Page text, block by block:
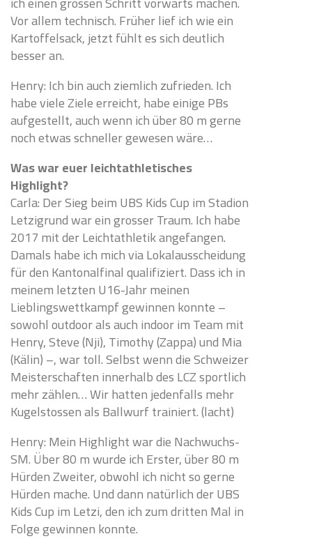
Vor allem technisch. Früher lief ich wie ein
Kartoffelsack, jetzt fühlt es sich deutlich
besser an.
Henry: Ich bin auch ziemlich zufrieden. Ich
habe viele Ziele erreicht, habe einige PBs
aufgestellt, auch wenn ich über 80 m gerne
noch etwas schneller gewesen wäre…
Was war euer leichtathletisches
Highlight?
Carla: Der Sieg beim UBS Kids Cup im Stadion
Letzigrund war ein grosser Traum. Ich habe
2017 mit der Leichtathletik angefangen.
Damals habe ich mich via Lokalausscheidung
für den Kantonalfinal qualifiziert. Dass ich in
meinem letzten U16-Jahr meinen
Lieblingswettkampf gewinnen konnte –
sowohl outdoor als auch indoor im Team mit
Henry, Steve (Nji), Timothy (Zappa) und Mia
(Kälin) –, war toll. Selbst wenn die Schweizer
Meisterschaften innerhalb des LCZ sportlich
mehr zählen… Wir hatten jedenfalls mehr
Kugelstossen als Ballwurf trainiert. (lacht)
Henry: Mein Highlight war die Nachwuchs-
SM. Über 80 m wurde ich Erster, über 80 m
Hürden Zweiter, obwohl ich nicht so gerne
Hürden mache. Und dann natürlich der UBS
Kids Cup im Letzi, den ich zum dritten Mal in
Folge gewinnen konnte.